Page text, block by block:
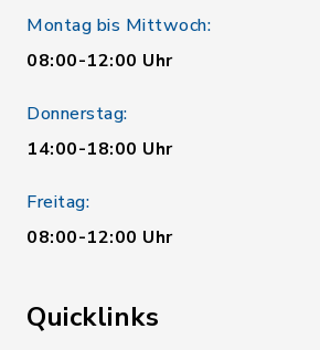
Montag bis Mittwoch:
08:00-12:00 Uhr
Donnerstag:
14:00-18:00 Uhr
Freitag:
08:00-12:00 Uhr
Quicklinks